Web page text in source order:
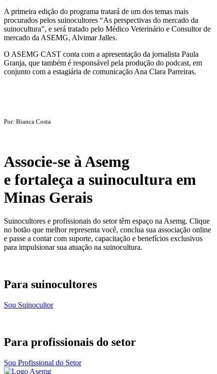
A primeira edição do programa tratará de um dos temas mais
procurados pelos suinocultores “As perspectivas do mercado da
suinocultura”, e será tratado pelo Médico Veterinário e Consultor de
mercado da ASEMG, Alvimar Jalles.
O ASEMG CAST conta com a apresentação da jornalista Paula
Granja, que também é responsável pela produção do podcast, em
conjunto com a estagiária de comunicação Ana Clara Parreiras.
Por: Bianca Costa
Associe-se à Asemg
e fortaleça a suinocultura em
Minas Gerais
Suinocultores e profissionais do setor têm espaço na Asemg. Clique
no botão que melhor representa você, conclua sua associação online
e passe a contar com suporte, capacitação e benefícios exclusivos
para impulsionar sua atuação na suinocultura.
Para suinocultores
Sou Suinocultor
Para profissionais do setor
Sou Profissional do Setor